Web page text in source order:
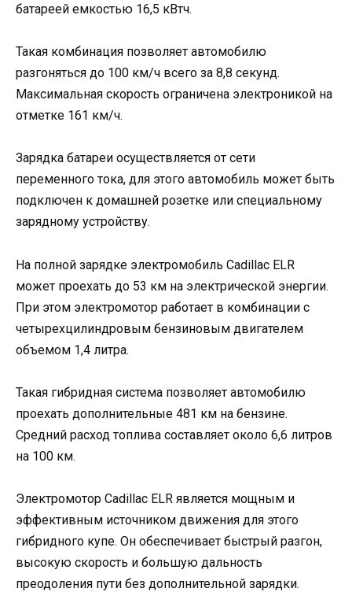
батареей емкостью 16,5 кВтч.
Такая комбинация позволяет автомобилю
разгоняться до 100 км/ч всего за 8,8 секунд.
Максимальная скорость ограничена электроникой на
отметке 161 км/ч.
Зарядка батареи осуществляется от сети
переменного тока, для этого автомобиль может быть
подключен к домашней розетке или специальному
зарядному устройству.
На полной зарядке электромобиль Cadillac ELR
может проехать до 53 км на электрической энергии.
При этом электромотор работает в комбинации с
четырехцилиндровым бензиновым двигателем
объемом 1,4 литра.
Такая гибридная система позволяет автомобилю
проехать дополнительные 481 км на бензине.
Средний расход топлива составляет около 6,6 литров
на 100 км.
Электромотор Cadillac ELR является мощным и
эффективным источником движения для этого
гибридного купе. Он обеспечивает быстрый разгон,
высокую скорость и большую дальность
преодоления пути без дополнительной зарядки.